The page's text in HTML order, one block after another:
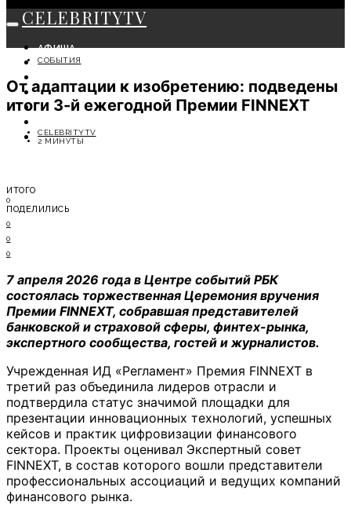
CELEBRITYTV
АФИША
СОБЫТИЯ
МОДА
ЛИЧНОСТЬ
СОВЕТЫ ЭКСПЕРТОВ
СОБЫТИЯ
От адаптации к изобретению: подведены
итоги 3-й ежегодной Премии FINNEXT
CELEBRITYTV
2 МИНУТЫ
ИТОГО
0
ПОДЕЛИЛИСЬ
0
0
0
7 апреля 2026 года в Центре событий РБК
состоялась торжественная Церемония вручения
Премии FINNEXT, собравшая представителей
банковской и страховой сферы, финтех-рынка,
экспертного сообщества, гостей и журналистов.
Учрежденная ИД «Регламент» Премия FINNEXT в
третий раз объединила лидеров отрасли и
подтвердила статус значимой площадки для
презентации инновационных технологий, успешных
кейсов и практик цифровизации финансового
сектора. Проекты оценивал Экспертный совет
FINNEXT, в состав которого вошли представители
профессиональных ассоциаций и ведущих компаний
финансового рынка.